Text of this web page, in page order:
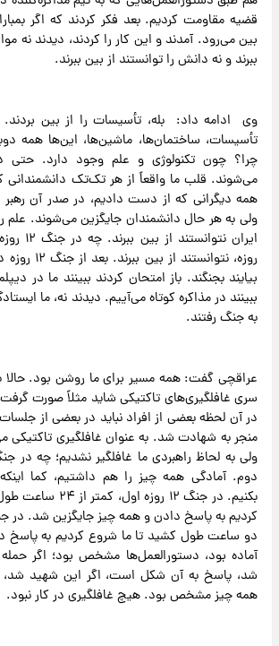
قضیه مقاومت کردیم. بعد فکر کردند که اگر
بین می‌رود. آمدند و این کار را کردند، دیدند نه
ببرند و نه دانش را توانستند از بین ببرند.
وی ادامه داد: بله، تأسیسات را از بین بردند.
تأسیسات، ساختمان‌ها، ماشین‌ها، این‌ها همه
چرا؟ چون تکنولوژی و علم وجود دارد. حتی
می‌شوند. قلب ما واقعاً از هر تک‌تک
همه دیگرانی که از دست دادیم، در صدر آن
ولی به هر حال دانشمندان جایگزین می‌شوند. علم
روزه،
بیایند بجنگند. باز امتحان کردند ببینند ما در
ببینند در مذاکره کوتاه می‌آییم. دیدند نه، ما
به جنگ رفتند.
عراقچی گفت: همه مسیر برای ما روشن بود. حالا
سری غافلگیری‌های تاکتیکی شاید مثلاً صورت
در آن لحظه بعضی از افراد نباید در بعضی از
منجر به شهادت شد. به عنوان غافلگیری تاکتیکی
ولی به لحاظ راهبردی ما غافلگیر نشدیم؛ چه در
دوم. آمادگی همه چیز را هم داشتیم، کما
بکنیم. در جنگ ۱۲
دو ساعت طول کشید تا ما شروع کردیم به پاسخ
آماده بود، دستورالعمل‌ها مشخص بود؛ اگر
شد، پاسخ به آن شکل است، اگر این شهید
همه چیز مشخص بود. هیچ غافلگیری در کار نبود.